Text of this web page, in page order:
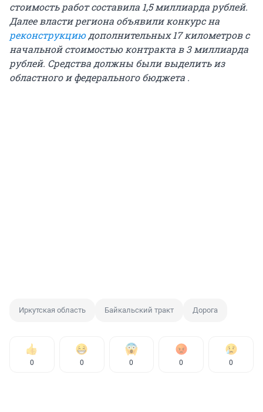
стоимость работ составила 1,5 миллиарда рублей.
Далее власти региона объявили конкурс на
реконструкциюдополнительных 17 километров с
начальной стоимостью контракта в 3 миллиарда
рублей. Средства должны были выделить из
областного и федерального бюджета .
Иркутская область Байкальский тракт Дорога
0 0 0 0 0